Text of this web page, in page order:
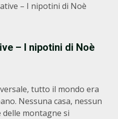
– I nipotini di Noè
– I nipotini di Noè
tutto il mondo era
Nessuna casa, nessun
delle montagne si